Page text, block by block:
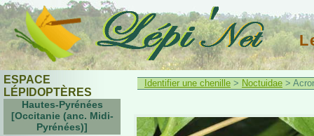
ESPACE
LÉPIDOPTÈRES
Hautes-Pyrénées
[Occitanie (anc. Midi-
Pyrénées)]
Identifier une chenille > Noctuidae >